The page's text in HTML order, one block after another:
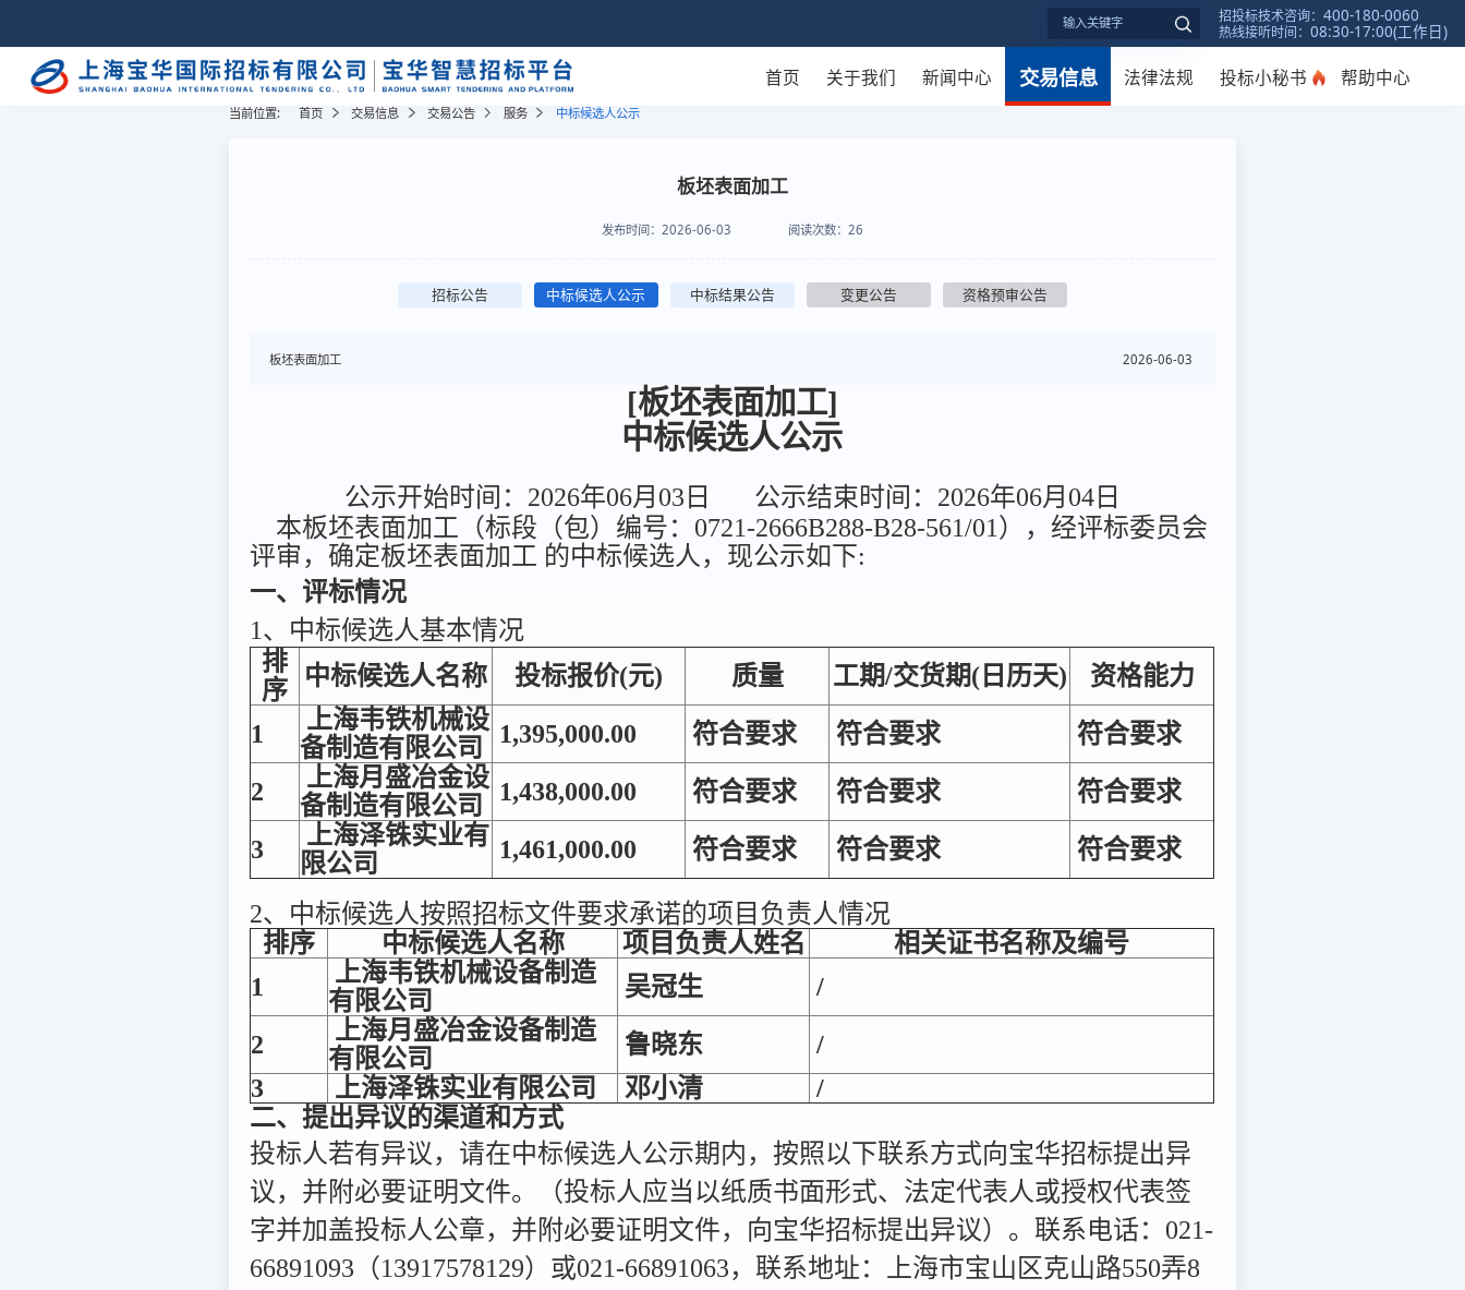
招投标技术咨询：400-180-0060
热线接听时间：08:30-17:00(工作日)
首页 关于我们 新闻中心 交易信息 法律法规 投标小秘书 帮助中心
当前位置: 首页 交易信息 交易公告 服务 中标候选人公示
板坯表面加工
发布时间： 2026-06-03 阅读次数： 26
招标公告 中标候选人公示 中标结果公告 变更公告 资格预审公告
2026-06-03
板坯表面加工
[板坯表面加工]
中标候选人公示
公示开始时间：2026年06月03日
公示结束时间：2026年06月04日
本板坯表面加工（标段（包）编号：0721-2666B288-B28-561/01），经评标委员会
评审，确定板坯表面加工 的中标候选人，现公示如下:
一、评标情况
1、中标候选人基本情况
排
序
中标候选人名称 投标报价(元) 质量 工期/交货期(日历天) 资格能力
1
上海韦铁机械设
备制造有限公司
1,395,000.00 符合要求 符合要求 符合要求
2
上海月盛冶金设
备制造有限公司
1,438,000.00 符合要求 符合要求 符合要求
3
上海泽铢实业有
限公司
1,461,000.00 符合要求 符合要求 符合要求
2、中标候选人按照招标文件要求承诺的项目负责人情况
排序
中标候选人名称 项目负责人姓名
相关证书名称及编号
1
上海韦铁机械设备制造
有限公司
吴冠生 /
2
上海月盛冶金设备制造
有限公司
鲁晓东
/
3
上海泽铢实业有限公司 邓小清
/
二、提出异议的渠道和方式
投标人若有异议，请在中标候选人公示期内，按照以下联系方式向宝华招标提出异
议，并附必要证明文件。（投标人应当以纸质书面形式、法定代表人或授权代表签
字并加盖投标人公章，并附必要证明文件，向宝华招标提出异议）。联系电话：021-
66891093（13917578129）或021-66891063，联系地址：上海市宝山区克山路550弄8